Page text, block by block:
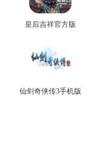
皇后吉祥官方版
仙剑奇侠传3手机版